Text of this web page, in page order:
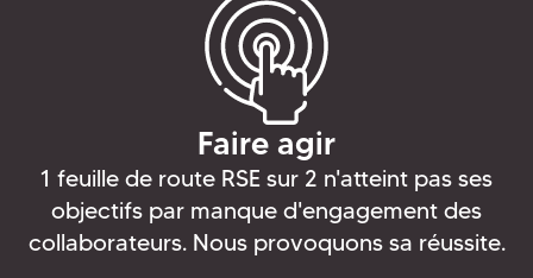
Faire agir
1 feuille de route RSE sur 2 n'atteint pas ses
objectifs par manque d'engagement des
collaborateurs. Nous provoquons sa réussite.